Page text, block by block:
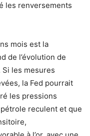
les renversements
mois est la
de l’évolution de
Si les mesures
la Fed pourrait
les pressions
reculent et que